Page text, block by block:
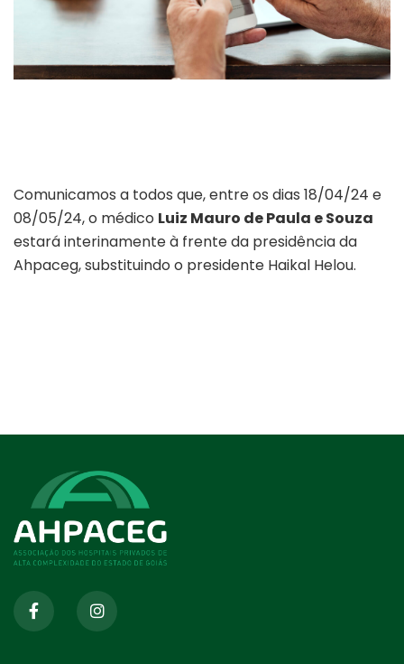
Comunicamos a todos que, entre os dias 18/04/24 e
08/05/24, o médico Luiz Mauro de Paula e Souza
estará interinamente à frente da presidência da
Ahpaceg, substituindo o presidente Haikal Helou.